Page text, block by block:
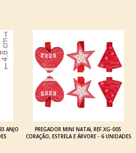
ANJO
PREGADOR MINI NATAL REF.XG-005
CORAÇÃO, ESTRELA E ÁRVORE - 6 UNIDADES